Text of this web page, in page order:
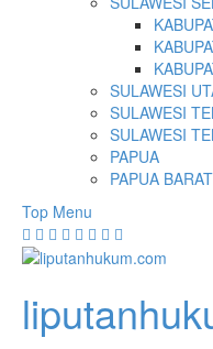
SULAWESI
SULAWESI
SULAWESI
PAPUA
PAPUA BARAT
Top Menu